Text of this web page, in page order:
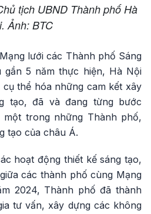
tịch UBND Thành phố Hà
Ảnh: BTC
lưới các Thành phố Sáng
gần 5 năm thực hiện, Hà Nội
thể hóa những cam kết xây
tạo, đã và đang từng bước
trong những Thành phố,
tạo của châu Á.
hoạt động thiết kế sáng tạo,
các thành phố cùng Mạng
2024, Thành phố đã thành
tư vấn, xây dựng các không